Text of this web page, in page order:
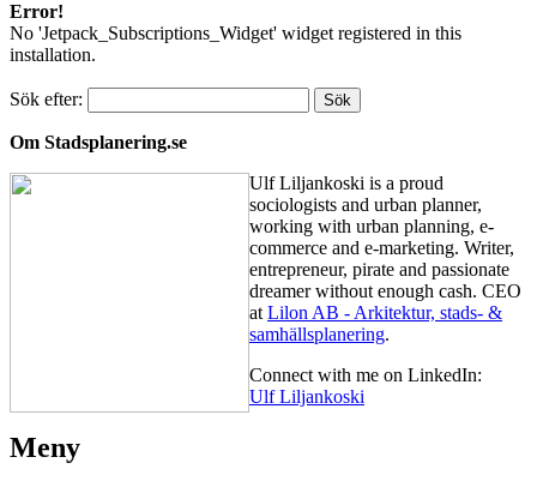
Error!
No 'Jetpack_Subscriptions_Widget' widget registered in this
installation.
Sök efter:
Om Stadsplanering.se
Ulf Liljankoski is a proud
sociologists and urban planner,
working with urban planning, e-
commerce and e-marketing. Writer,
entrepreneur, pirate and passionate
dreamer without enough cash. CEO
at Lilon AB - Arkitektur, stads- &
samhällsplanering.
Connect with me on LinkedIn:
Ulf Liljankoski
Meny